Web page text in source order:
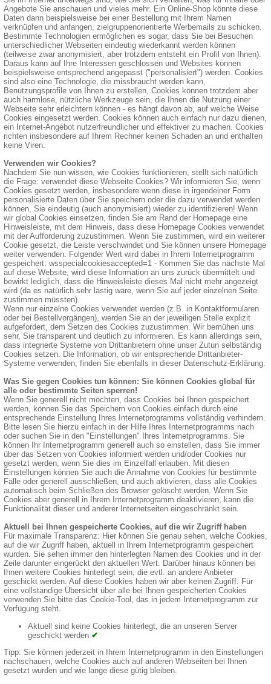
Angebote Sie anschauen und vieles mehr. Ein Online-Shop könnte diese
Daten dann beispielsweise bei einer Bestellung mit Ihrem Namen
verknüpfen und anfangen, zielgruppenorientierte Werbemails zu schicken.
Bestimmte Technologien ermöglichen es sogar, dass Sie bei Besuchen
unterschiedlicher Webseiten eindeutig wiederkannt werden können
(teilweise zwar anonymisiert, aber trotzdem entsteht ein Profil von Ihnen).
Daraus kann auf Ihre Interessen geschlossen und Websites können
beispielsweise entsprechend angepasst ("personalisiert") werden. Cookies
sind also eine Technologie, die missbraucht werden kann,
Benutzungsprofile von Ihnen zu erstellen, Cookies können trotzdem aber
auch harmlose, nützliche Werkzeuge sein, die Ihnen die Nutzung einer
Webseite sehr erleichtern können - es hängt davon ab, auf welche Weise
Cookies eingesetzt werden. Cookies können auch einfach nur dazu dienen,
ein Internet-Angebot nutzerfreundlicher und effektiver zu machen. Cookies
richten insbesondere auf Ihrem Rechner keinen Schaden an und enthalten
keine Viren.
Verwenden wir Cookies?
Nachdem Sie nun wissen, wie Cookies funktionieren, stellt sich natürlich
die Frage: verwendet diese Webseite Cookies? Wir informieren Sie, wenn
Cookies gesetzt werden, insbesondere wenn diese in irgendeiner Form
personalisierte Daten über Sie speichern oder die dazu verwendet werden
können, Sie eindeutig (auch anonymisiert) wieder zu identifizieren! Wenn
wir global Cookies einsetzen, finden Sie am Rand der Homepage eine
Hinweisleiste, mit dem Hinweis, dass diese Homepage Cookies verwendet
mit der Aufforderung zuzustimmen. Wenn Sie zustimmen, wird ein weiterer
Cookie gesetzt, die Leiste verschwindet und Sie können unsere Homepage
weiter verwenden. Folgender Wert wird dabei in Ihrem Internetprogramm
gespeichert: wsspecialcookiesaccepted=1 - Kommen Sie das nächste Mal
auf diese Website, wird diese Information an uns zurück übermittelt und
bewirkt lediglich, dass die Hinweisleiste dieses Mal nicht mehr angezeigt
wird (da es natürlich sehr lästig wäre, wenn Sie auf jeder einzelnen Seite
zustimmen müssten).
Wenn nur einzelne Cookies verwendet werden (z.B. in Kontaktformularen
oder bei Bestellvorgängen), werden Sie an der jeweiligen Stelle explizit
aufgefordert, dem Setzen des Cookies zuzustimmen. Wir bemühen uns
sehr, Sie transparent und deutlich zu informieren. Es kann allerdings sein,
dass integrierte Systeme von Drittanbietern ohne unser Zutun selbständig
Cookies setzen. Die Information, ob wir entsprechende Drittanbieter-
Systeme verwenden, finden Sie ebenfalls in dieser Datenschutz-Erklärung.
Was Sie gegen Cookies tun können: Sie können Cookies global für
alle oder bestimmte Seiten sperren!
Wenn Sie generell nicht möchten, dass Cookies bei Ihnen gespeichert
werden, können Sie das Speichern von Cookies einfach durch eine
entsprechende Einstellung Ihres Internetprogramms vollständig verhindern.
Bitte lesen Sie hierzu einfach in der Hilfe Ihres Internetprogramms nach
oder suchen Sie in den "Einstellungen" Ihres Internetprogramms. Sie
können Ihr Internetprogramm generell auch so einstellen, dass Sie immer
über das Setzen von Cookies informiert werden und/oder Cookies nur
gesetzt werden, wenn Sie dies im Einzelfall erlauben. Mit diesen
Einstellungen können Sie auch die Annahme von Cookies für bestimmte
Fälle oder generell ausschließen, und auch aktivieren, dass alle Cookies
automatisch beim Schließen des Browser gelöscht werden. Wenn Sie
Cookies aber generell in Ihrem Internetprogramm deaktivieren, kann die
Funktionalität dieser und anderer Internetseiten eingeschränkt sein.
Aktuell bei Ihnen gespeicherte Cookies, auf die wir Zugriff haben
Für maximale Transparenz: Hier können Sie genau sehen, welche Cookies,
auf die wir Zugriff haben, aktuell in Ihrem Internetprogramm gespeichert
wurden. Sie sehen immer den hinterlegten Namen des Cookies und in der
Zeile darunter eingerückt den aktuellen Wert. Darüber hinaus können bei
Ihnen weitere Cookies hinterlegt sein, die evtl. an andere Anbieter
geschickt werden. Auf diese Cookies haben wir aber keinen Zugriff. Für
eine vollständige Übersicht über alle bei Ihnen gespeicherten Cookies
verwenden Sie bitte das Cookie-Tool, das in jedem Internetprogramm zur
Verfügung steht.
Aktuell sind keine Cookies hinterlegt, die an unseren Server
geschickt werden ✔
Tipp: Sie können jederzeit in Ihrem Internetprogramm in den Einstellungen
nachschauen, welche Cookies auch auf anderen Webseiten bei Ihnen
gesetzt wurden und wie lange diese gütig bleiben.